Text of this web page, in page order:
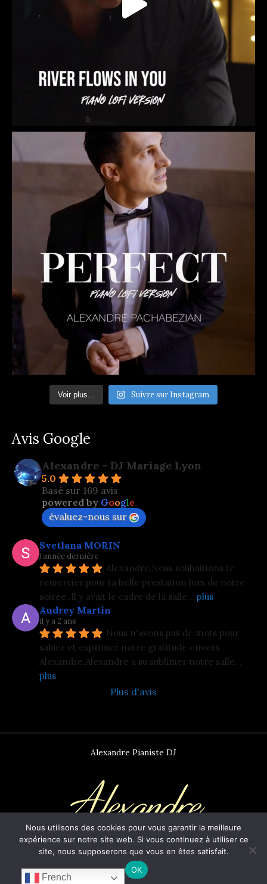
Voir plus... Suivre sur Instagram
Avis Google
Alexandre - DJ Mariage Lyon
5.0
Basé sur 169 avis
powered by Google
évaluez-nous sur
Svetlana MORIN
l’année dernière
Alexandre,Nous souhaitions te
remercier pour ta belle prestation lors de notre
soirée .Il y avait le cadre de la salle... plus
Audrey Martin
il y a 2 ans
Nous n'avons pas de mots pour
saluer et exprimer notre gratitude envers
Alexandre.Alexandre a su sublimer notre salle
plus
Plus d'avis
Alexandre Pianiste DJ
Copyright 2026
www.alexandrepianiste.com
French
Nous utilisons des cookies pour vous garantir la meilleure
expérience sur notre site web. Si vous continuez à utiliser ce
site, nous supposerons que vous en êtes satisfait.
OK